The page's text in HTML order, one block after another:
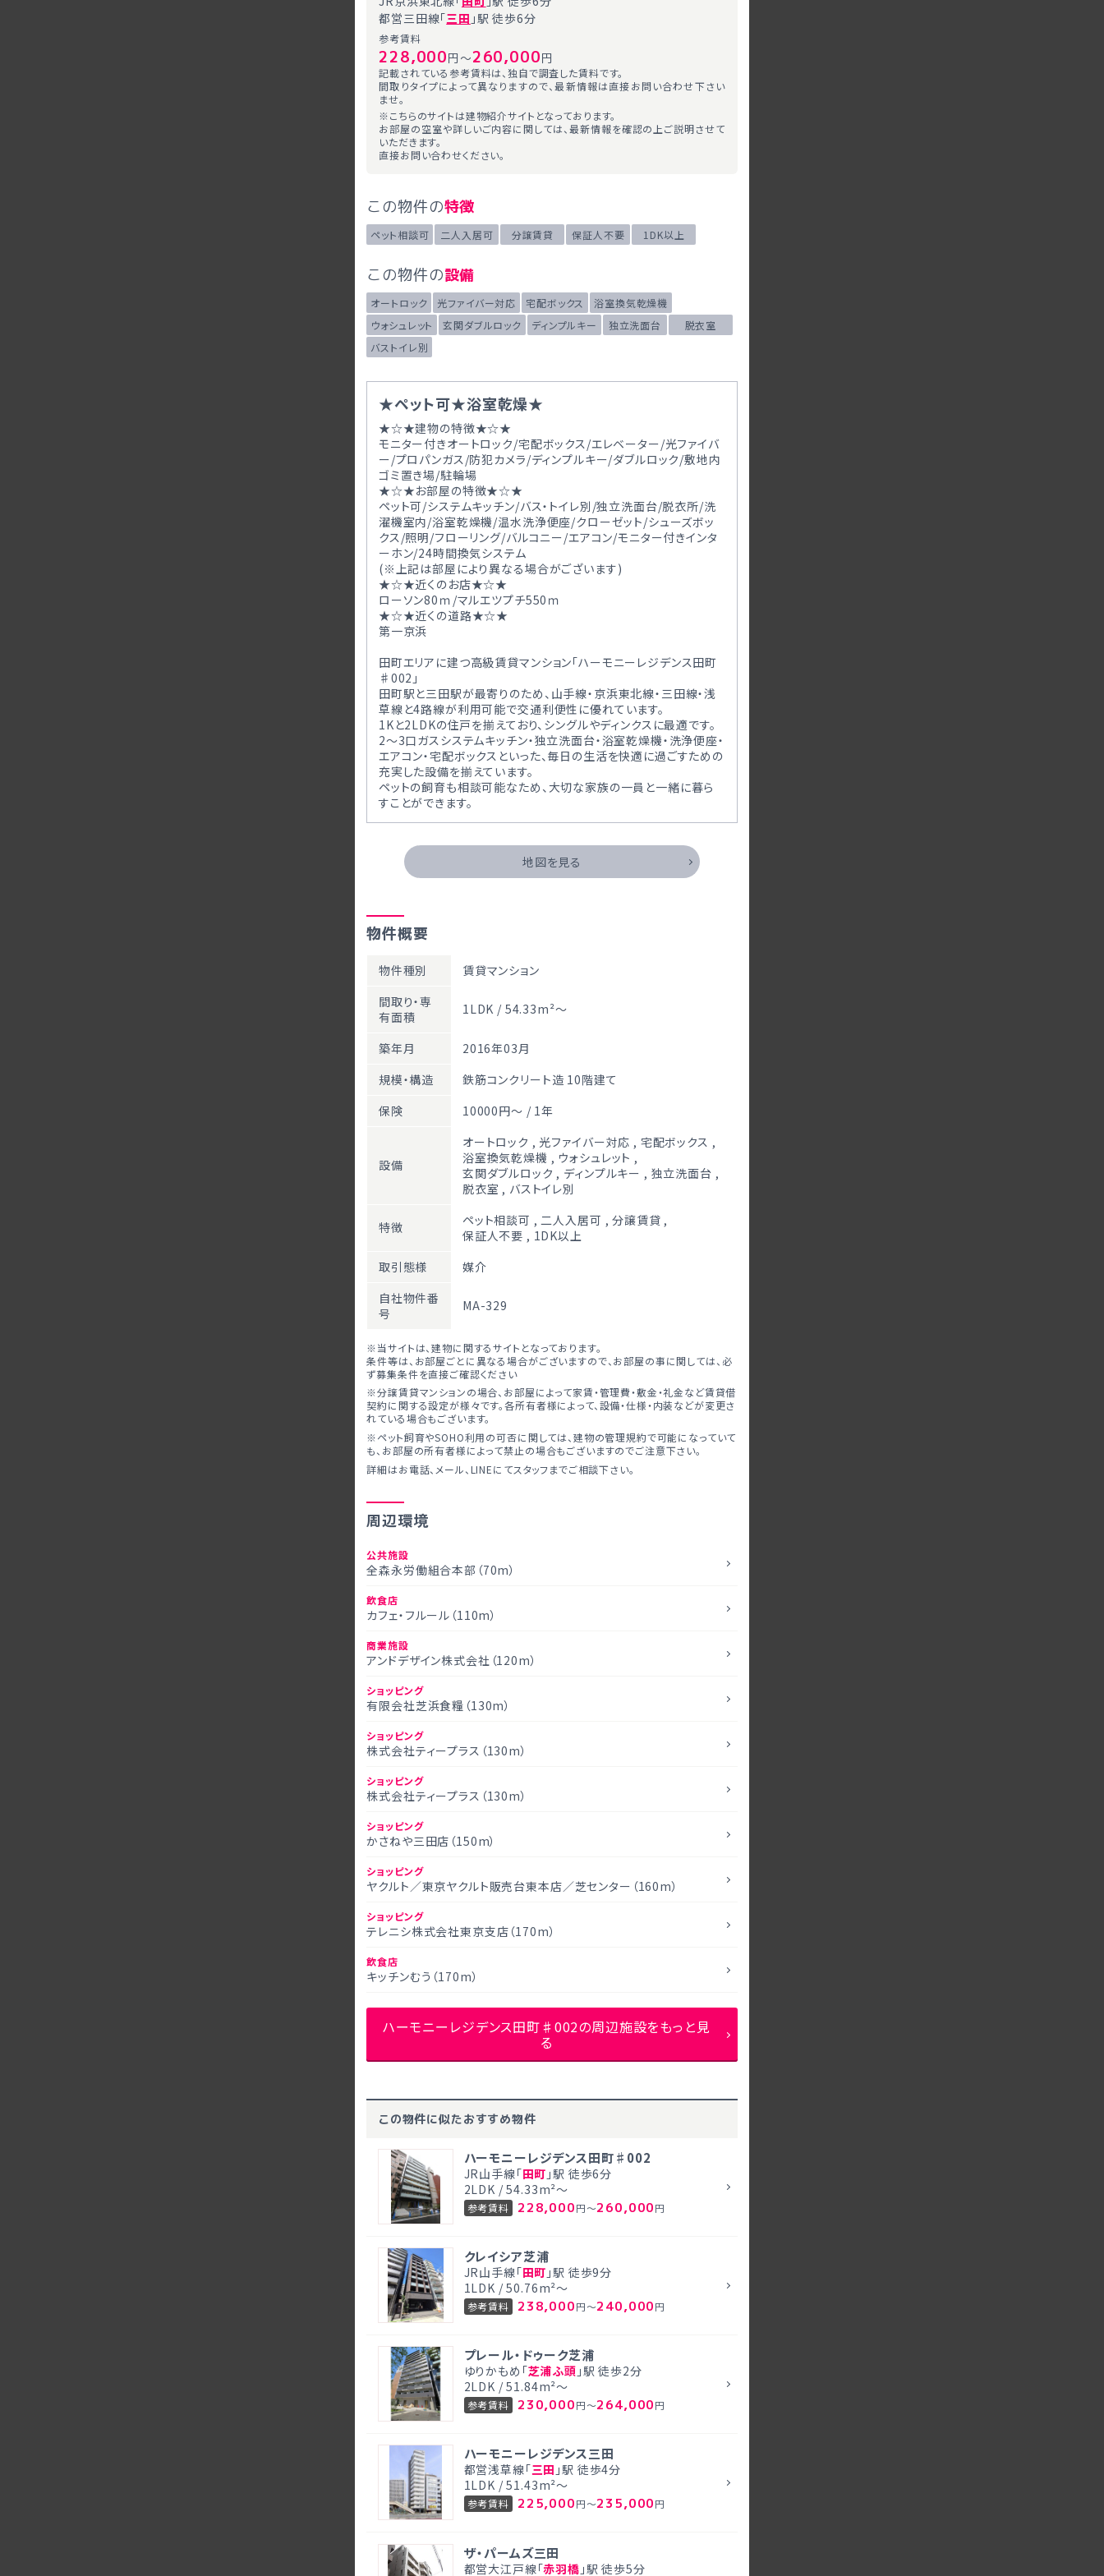
都営三田線「三田 」駅 徒歩6分
参考賃料
228,000円～260,000円
記載されている参考賃料は、独自で調査した賃料です。
間取りタイプによって異なりますので、最新情報は直接お問い合わせ下さい
ませ。
※こちらのサイトは建物紹介サイトとなっております。
お部屋の空室や詳しいご内容に関しては、最新情報を確認の上ご説明させて
いただきます。
直接お問い合わせください。
この物件の特徴
ペット相談可 二人入居可 分譲賃貸 保証人不要 1DK以上
この物件の設備
オートロック 光ファイバー対応 宅配ボックス
浴室換気乾燥機
ウォシュレット
玄関ダブルロック ディンプルキー 独立洗面台
脱衣室
バストイレ別
★ペット可★浴室乾燥★
★☆★建物の特徴★☆★
モニター付きオートロック/宅配ボックス/エレベーター/光ファイバ
ー/プロパンガス/防犯カメラ/ディンプルキー/ダブルロック/敷地内
ゴミ置き場/駐輪場
★☆★お部屋の特徴★☆★
ペット可/システムキッチン/バス・トイレ別/独立洗面台/脱衣所/洗
濯機室内/浴室乾燥機/温水洗浄便座/クローゼット/シューズボッ
クス/照明/フローリング/バルコニー/エアコン/モニター付きインタ
ーホン/24時間換気システム
(※上記は部屋により異なる場合がございます)
★☆★近くのお店★☆★
ローソン80ｍ/マルエツプチ550ｍ
★☆★近くの道路★☆★
第一京浜
田町エリアに建つ高級賃貸マンション「ハーモニーレジデンス田町
♯002」
田町駅と三田駅が最寄りのため、山手線・京浜東北線・三田線・浅
草線と4路線が利用可能で交通利便性に優れています。
1Kと2LDKの住戸を揃えており、シングルやディンクスに最適です。
2～3口ガスシステムキッチン・独立洗面台・浴室乾燥機・洗浄便座・
エアコン・宅配ボックスといった、毎日の生活を快適に過ごすための
充実した設備を揃えています。
ペットの飼育も相談可能なため、大切な家族の一員と一緒に暮ら
すことができます。
地図を見る
物件概要
物件種別
賃貸マンション
間取り・専
有面積
1LDK / 54.33m²～
築年月
2016年03月
規模・構造
鉄筋コンクリート造 10階建て
保険
10000円～ / 1年
設備
オートロック , 光ファイバー対応 , 宅配ボックス ,
浴室換気乾燥機 , ウォシュレット ,
玄関ダブルロック , ディンプルキー , 独立洗面台 ,
脱衣室 , バストイレ別
特徴 ペット相談可 ,二人入居可 ,分譲賃貸 ,
保証人不要 , 1DK以上
取引態様
媒介
自社物件番
号
MA-329
※当サイトは、建物に関するサイトとなっております。
条件等は、お部屋ごとに異なる場合がございますので、お部屋の事に関しては、必
ず募集条件を直接ご確認ください
※分譲賃貸マンションの場合、お部屋によって家賃・管理費・敷金・礼金など賃貸借
契約に関する設定が様々です。各所有者様によって、設備・仕様・内装などが変更さ
れている場合もございます。
※ペット飼育やSOHO利用の可否に関しては、建物の管理規約で可能になっていて
も、お部屋の所有者様によって禁止の場合もございますのでご注意下さい。
詳細はお電話、メール、LINEにてスタッフまでご相談下さい。
周辺環境
公共施設
全森永労働組合本部（70m）
飲食店
カフェ・フルール（110m）
商業施設
アンドデザイン株式会社（120m）
ショッピング
有限会社芝浜食糧（130m）
ショッピング
株式会社ティープラス（130m）
ショッピング
株式会社ティープラス（130m）
ショッピング
かさねや三田店（150m）
ショッピング
ヤクルト／東京ヤクルト販売台東本店／芝センター（160m）
ショッピング
テレニシ株式会社東京支店（170m）
飲食店
キッチンむう（170m）
ハーモニーレジデンス田町♯002の周辺施設をもっと見
る
この物件に似たおすすめ物件
ハーモニーレジデンス田町♯002
JR山手線「田町 」駅 徒歩6分
2LDK / 54.33m²～
参考賃料 228,000円～260,000円
クレイシア芝浦
JR山手線「田町 」駅 徒歩9分
1LDK / 50.76m²～
参考賃料 238,000円～240,000円
プレール・ドゥーク芝浦
ゆりかもめ「芝浦ふ頭 」駅 徒歩2分
2LDK / 51.84m²～
参考賃料 230,000円～264,000円
ハーモニーレジデンス三田
都営浅草線「三田 」駅 徒歩4分
1LDK / 51.43m²～
参考賃料 225,000円～235,000円
ザ・パームズ三田
都営大江戸線「赤羽橋 」駅 徒歩5分